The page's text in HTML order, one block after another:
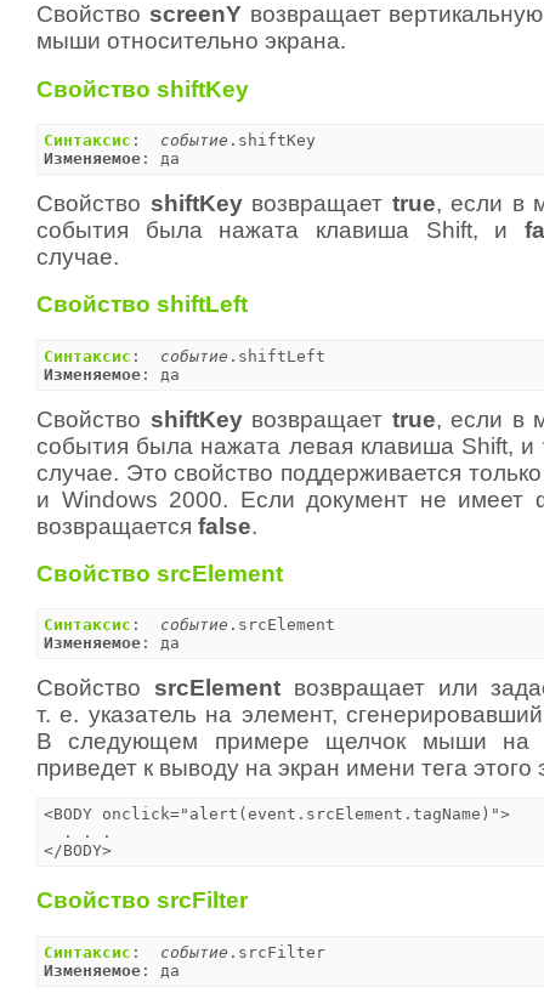
Свойство screenY возвращает
мыши относительно экрана.
Свойство shiftKey
Синтаксис : событие
Изменяемое : да
Свойство shiftKeyвозвращает true, если в
события была нажата клавиша Shift, и
случае.
Свойство shiftLeft
Синтаксис : событие
Изменяемое : да
Свойство shiftKeyвозвращает true, если в
события была нажата левая клавиша Shift, и
случае. Это свойство поддерживается
и Windows 2000. Если документ не имеет
возвращается false.
Свойство srcElement
Синтаксис : событие
Изменяемое : да
Свойство srcElementвозвращает или
т. е. указатель на элемент,
В следующем примере щелчок мыши на
приведет к выводу на экран имени тега этого
<BODY onclick="alert(event.srcElement.tagName)">
  . . .
</BODY>
Свойство srcFilter
Синтаксис : событие
Изменяемое : да